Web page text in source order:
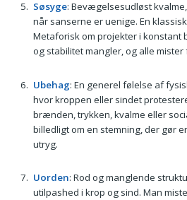
Søsyge: Bevægelsesudløst
når sanserne er uenige. En
Metaforisk om projekter i
og stabilitet mangler, og alle
Ubehag: En generel følelse af
hvor kroppen eller sindet
brænden, trykken, kvalme eller
billedligt om en stemning, der gør
utryg.
Uorden: Rod og manglende
utilpashed i krop og sind. Man